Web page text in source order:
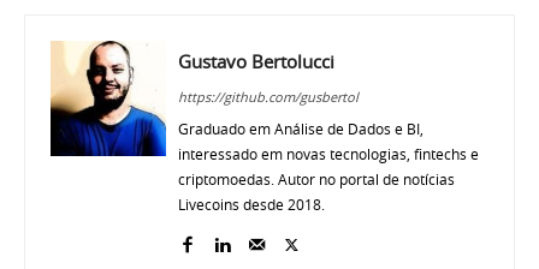
Gustavo Bertolucci
https://github.com/gusbertol
Graduado em Análise de Dados e BI,
interessado em novas tecnologias, fintechs e
criptomoedas. Autor no portal de notícias
Livecoins desde 2018.